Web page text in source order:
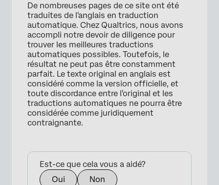
De nombreuses pages de ce site ont été
traduites de l'anglais en traduction
automatique. Chez Qualtrics, nous avons
accompli notre devoir de diligence pour
trouver les meilleures traductions
automatiques possibles. Toutefois, le
résultat ne peut pas être constamment
parfait. Le texte original en anglais est
considéré comme la version officielle, et
toute discordance entre l'original et les
traductions automatiques ne pourra être
considérée comme juridiquement
contraignante.
Est-ce que cela vous a aidé?
Oui
Non